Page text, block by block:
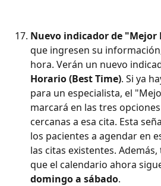
Nuevo indicador de "Mejor
que ingresen su
hora. Verán un nuevo
Horario (Best Time). Si ya
para un especialista, el
marcará en las tres
cercanas a esa cita. Esta
los pacientes a agendar en
las citas existentes.
que el calendario ahora
domingo a sábado.